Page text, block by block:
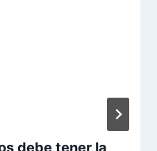
debe tener la